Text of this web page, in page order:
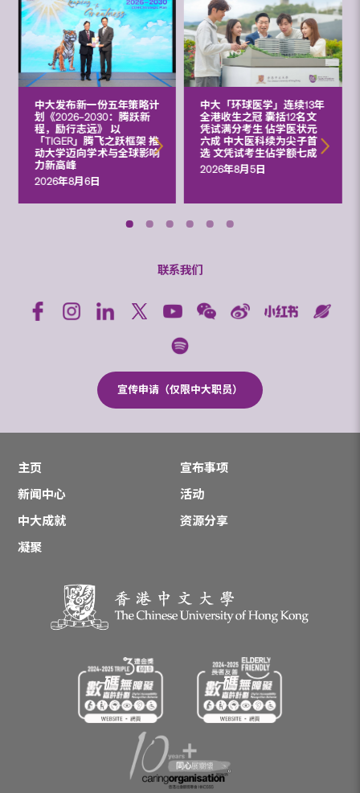
中大发布新一份五年策略计
划《2026‒2030：腾跃新
程，励行志远》 以
「TIGER」腾飞之跃框架 推
动大学迈向学术与全球影响
力新高峰
2026年8月6日
中大「环球医学」连续13年
全港收生之冠 囊括12名文
凭试满分考生 佔学医状元
六成 中大医科续为尖子首
选 文凭试考生佔学额七成
2026年8月5日
联系我们
宣传申请（仅限中大职员）
主页
宣布事项
新闻中心
活动
中大成就
资源分享
凝聚